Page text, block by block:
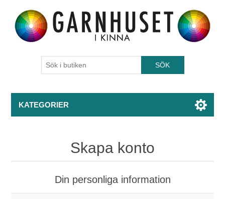
KATEGORIER
Skapa konto
Din personliga information